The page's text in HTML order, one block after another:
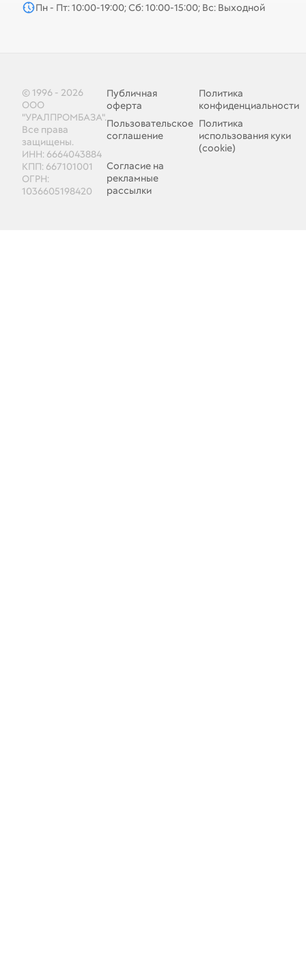
Пн - Пт: 10:00-19:00; Сб: 10:00-15:00; Вс: Выходной
© 1996 - 2026
ООО
"УРАЛПРОМБАЗА".
Все права
защищены.
ИНН: 6664043884
КПП: 667101001
ОГРН:
1036605198420
Публичная
оферта
Политика
конфиденциальности
Пользовательское
соглашение
Политика
использования куки
(cookie)
Согласие на
рекламные
рассылки